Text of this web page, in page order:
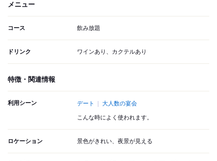
メニュー
コース 飲み放題
ドリンク ワインあり、カクテルあり
特徴・関連情報
利用シーン デート 大人数の宴会
こんな時によく使われます。
ロケーション 景色がきれい、夜景が見える